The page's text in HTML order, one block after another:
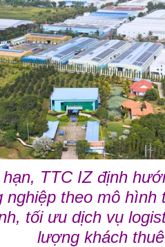
hạn, TTC IZ định
nghiệp theo mô
tối ưu dịch vụ
lượng khách thuê